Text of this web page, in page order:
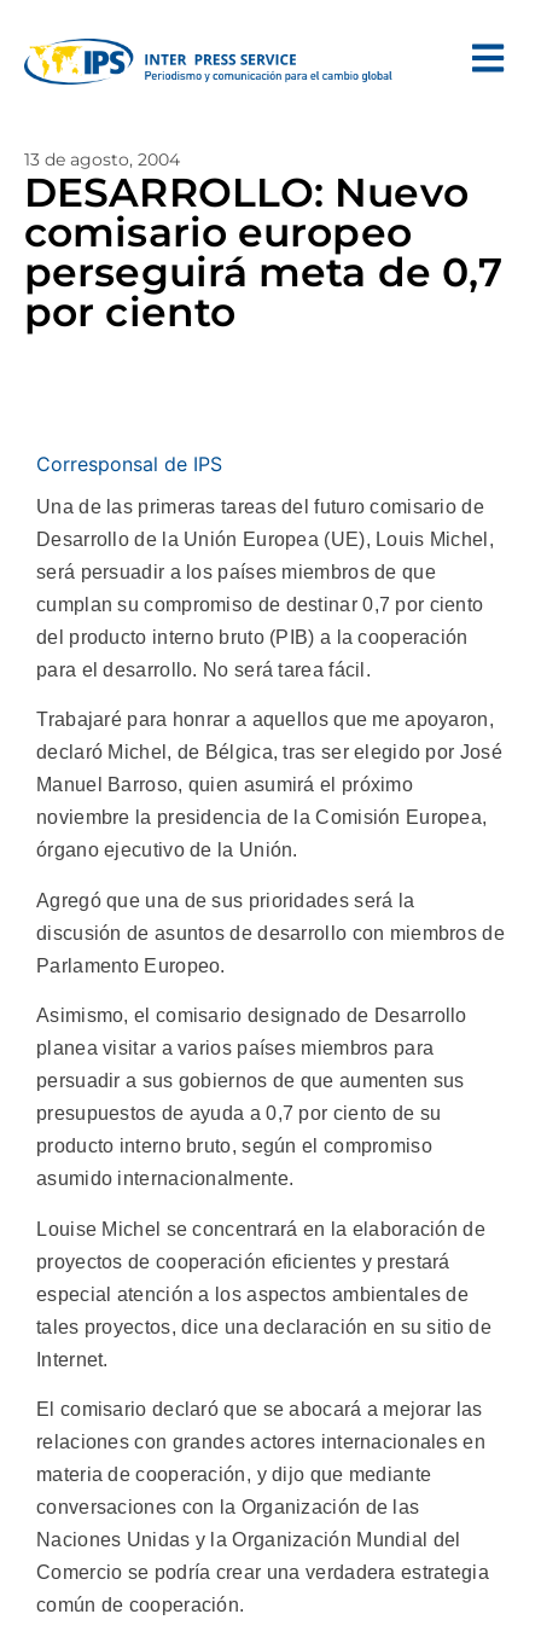
13 de agosto, 2004
DESARROLLO: Nuevo
comisario europeo
perseguirá meta de 0,7
por ciento
Corresponsal de IPS
Una de las primeras tareas del futuro comisario de
Desarrollo de la Unión Europea (UE), Louis Michel,
será persuadir a los países miembros de que
cumplan su compromiso de destinar 0,7 por ciento
del producto interno bruto (PIB) a la cooperación
para el desarrollo. No será tarea fácil.
Trabajaré para honrar a aquellos que me apoyaron,
declaró Michel, de Bélgica, tras ser elegido por José
Manuel Barroso, quien asumirá el próximo
noviembre la presidencia de la Comisión Europea,
órgano ejecutivo de la Unión.
Agregó que una de sus prioridades será la
discusión de asuntos de desarrollo con miembros de
Parlamento Europeo.
Asimismo, el comisario designado de Desarrollo
planea visitar a varios países miembros para
persuadir a sus gobiernos de que aumenten sus
presupuestos de ayuda a 0,7 por ciento de su
producto interno bruto, según el compromiso
asumido internacionalmente.
Louise Michel se concentrará en la elaboración de
proyectos de cooperación eficientes y prestará
especial atención a los aspectos ambientales de
tales proyectos, dice una declaración en su sitio de
Internet.
El comisario declaró que se abocará a mejorar las
relaciones con grandes actores internacionales en
materia de cooperación, y dijo que mediante
conversaciones con la Organización de las
Naciones Unidas y la Organización Mundial del
Comercio se podría crear una verdadera estrategia
común de cooperación.